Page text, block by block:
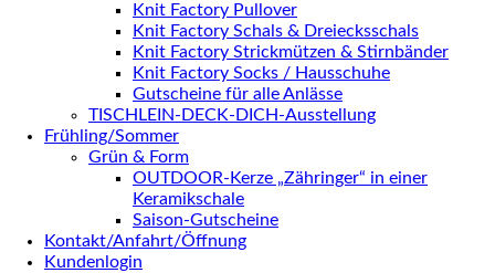
Knit Factory Pullover
Knit Factory Schals & Dreiecksschals
Knit Factory Strickmützen & Stirnbänder
Knit Factory Socks / Hausschuhe
Gutscheine für alle Anlässe
TISCHLEIN-DECK-DICH-Ausstellung
Frühling/Sommer
Grün & Form
OUTDOOR-Kerze „Zähringer“ in einer
Keramikschale
Saison-Gutscheine
Kontakt/Anfahrt/Öffnung
Kundenlogin